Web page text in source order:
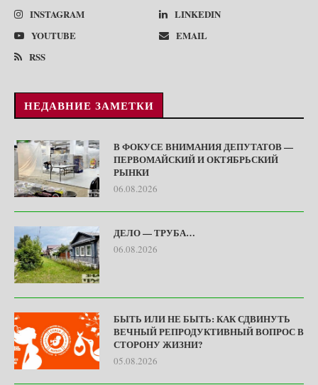
INSTAGRAM
LINKEDIN
YOUTUBE
EMAIL
RSS
НЕДАВНИЕ ЗАМЕТКИ
В ФОКУСЕ ВНИМАНИЯ ДЕПУТАТОВ —
ПЕРВОМАЙСКИЙ И ОКТЯБРЬСКИЙ
РЫНКИ
06.08.2026
ДЕЛО — ТРУБА…
06.08.2026
БЫТЬ ИЛИ НЕ БЫТЬ: КАК СДВИНУТЬ
ВЕЧНЫЙ РЕПРОДУКТИВНЫЙ ВОПРОС В
СТОРОНУ ЖИЗНИ?
05.08.2026